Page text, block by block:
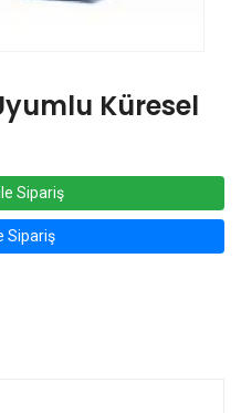
Küresel
Sipariş
Sipariş